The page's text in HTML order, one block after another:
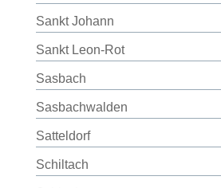
Sankt Johann
Sankt Leon-Rot
Sasbach
Sasbachwalden
Satteldorf
Schiltach